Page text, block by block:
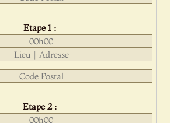
Etape 1 :
Etape 2 :